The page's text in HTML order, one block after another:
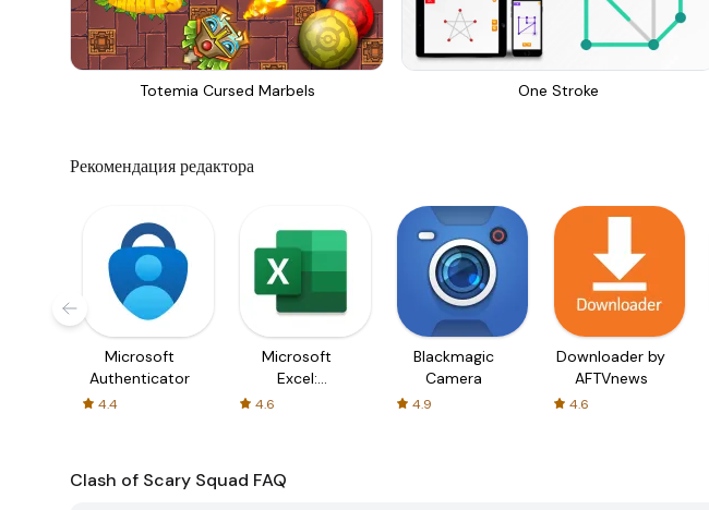
Totemia Cursed Marbels One Stroke
Рекомендация редактора
Microsoft
Authenticator
4.4
Microsoft
Excel:
Spreadsheets
4.6
Blackmagic
Camera
4.9
Downloader by
AFTVnews
4.6
Clash of Scary Squad FAQ